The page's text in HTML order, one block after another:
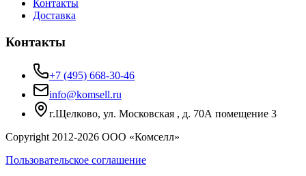
Контакты
Доставка
Контакты
+7 (495) 668-30-46
info@komsell.ru
г.Щелково, ул. Московская , д. 70А помещение 3
Copyright 2012-2026 ООО «Комселл»
Пользовательское соглашение